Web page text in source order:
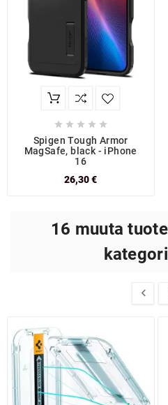
    
Spigen Tough Armor
MagSafe, black - iPhone
16
26,30 €
16 muuta
